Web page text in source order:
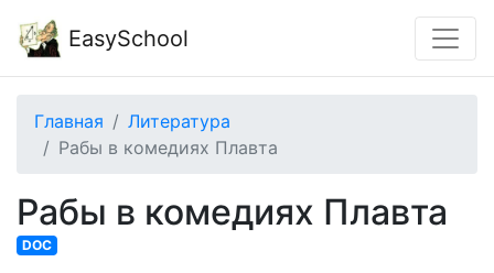
EasySchool
Главная
Литература
Рабы в комедиях Плавта
Рабы в комедиях Плавта
DOC